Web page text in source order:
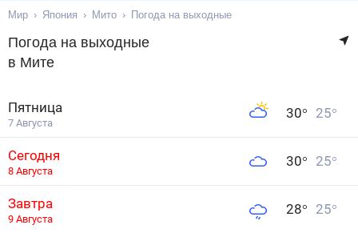
Мир Япония Мито Погода на выходные
Погода на выходные
в Мите
Пятница
7 Августа
30° 25°
Сегодня
8 Августа
30° 25°
Завтра
9 Августа
28° 25°